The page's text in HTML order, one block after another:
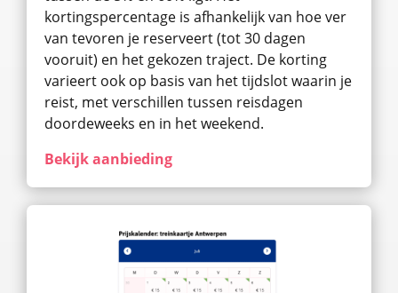
kortingspercentage is afhankelijk van hoe ver
van tevoren je reserveert (tot 30 dagen
vooruit) en het gekozen traject. De korting
varieert ook op basis van het tijdslot waarin je
reist, met verschillen tussen reisdagen
doordeweeks en in het weekend.
Bekijk aanbieding